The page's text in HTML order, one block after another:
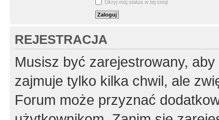
Ukryj mój status w tej sesji
REJESTRACJA
Musisz być zarejestrowany,
zajmuje tylko kilka chwil, ale
Forum może przyznać